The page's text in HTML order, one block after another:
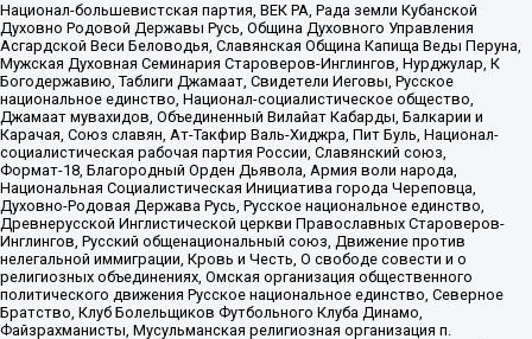
Национал-большевистская партия, ВЕК РА, Рада земли Кубанской
Духовно Родовой Державы Русь, Община Духовного Управления
Асгардской Веси Беловодья, Славянская Община Капища Веды Перуна,
Мужская Духовная Семинария Староверов-Инглингов, Нурджулар, К
Богодержавию, Таблиги Джамаат, Свидетели Иеговы, Русское
национальное единство, Национал-социалистическое общество,
Джамаат мувахидов, Объединенный Вилайат Кабарды, Балкарии и
Карачая, Союз славян, Ат-Такфир Валь-Хиджра, Пит Буль, Национал-
социалистическая рабочая партия России, Славянский союз,
Формат-18, Благородный Орден Дьявола, Армия воли народа,
Национальная Социалистическая Инициатива города Череповца,
Духовно-Родовая Держава Русь, Русское национальное единство,
Древнерусской Инглистической церкви Православных Староверов-
Инглингов, Русский общенациональный союз, Движение против
нелегальной иммиграции, Кровь и Честь, О свободе совести и о
религиозных объединениях, Омская организация общественного
политического движения Русское национальное единство, Северное
Братство, Клуб Болельщиков Футбольного Клуба Динамо,
Файзрахманисты, Мусульманская религиозная организация п.